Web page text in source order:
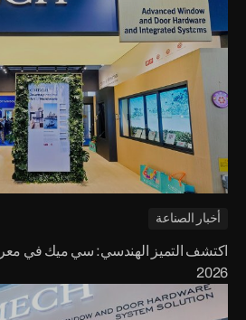
أخبار الصناعة
2026